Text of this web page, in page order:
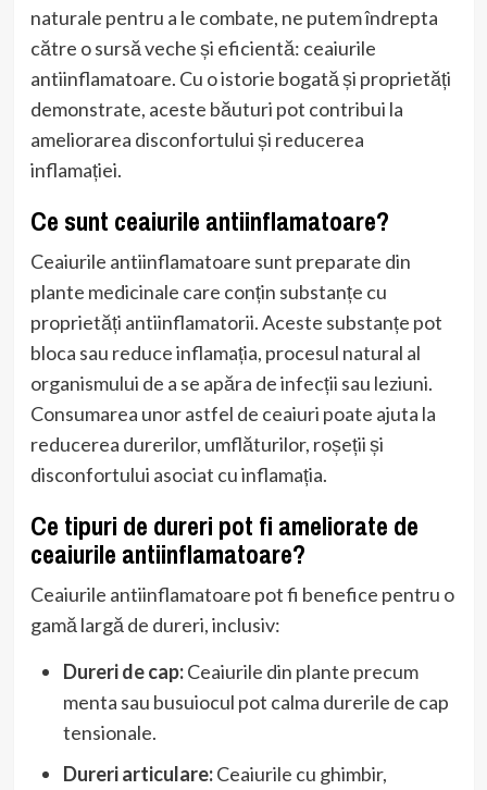
naturale pentru a le combate, ne putem îndrepta
către o sursă veche și eficientă: ceaiurile
antiinflamatoare. Cu o istorie bogată și proprietăți
demonstrate, aceste băuturi pot contribui la
ameliorarea disconfortului și reducerea
inflamației.
Ce sunt ceaiurile antiinflamatoare?
Ceaiurile antiinflamatoare sunt preparate din
plante medicinale care conțin substanțe cu
proprietăți antiinflamatorii. Aceste substanțe pot
bloca sau reduce inflamația, procesul natural al
organismului de a se apăra de infecții sau leziuni.
Consumarea unor astfel de ceaiuri poate ajuta la
reducerea durerilor, umflăturilor, roșeții și
disconfortului asociat cu inflamația.
Ce tipuri de dureri pot fi ameliorate de
ceaiurile antiinflamatoare?
Ceaiurile antiinflamatoare pot fi benefice pentru o
gamă largă de dureri, inclusiv:
Dureri de cap:Ceaiurile din plante precum
menta sau busuiocul pot calma durerile de cap
tensionale.
Dureri articulare:Ceaiurile cu ghimbir,